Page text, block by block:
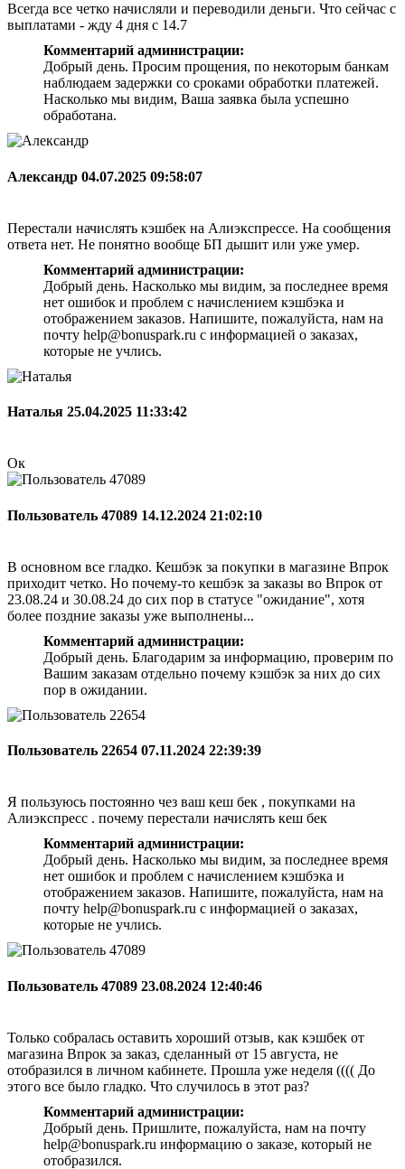
Всегда все четко начисляли и переводили деньги. Что сейчас с
выплатами - жду 4 дня с 14.7
Комментарий администрации:
Добрый день. Просим прощения, по некоторым банкам
наблюдаем задержки со сроками обработки платежей.
Насколько мы видим, Ваша заявка была успешно
обработана.
Александр 04.07.2025 09:58:07
Перестали начислять кэшбек на Алиэкспрессе. На сообщения
ответа нет. Не понятно вообще БП дышит или уже умер.
Комментарий администрации:
Добрый день. Насколько мы видим, за последнее время
нет ошибок и проблем с начислением кэшбэка и
отображением заказов. Напишите, пожалуйста, нам на
почту help@bonuspark.ru с информацией о заказах,
которые не учлись.
Наталья 25.04.2025 11:33:42
Ок
Пользователь 47089 14.12.2024 21:02:10
В основном все гладко. Кешбэк за покупки в магазине Впрок
приходит четко. Но почему-то кешбэк за заказы во Впрок от
23.08.24 и 30.08.24 до сих пор в статусе "ожидание", хотя
более поздние заказы уже выполнены...
Комментарий администрации:
Добрый день. Благодарим за информацию, проверим по
Вашим заказам отдельно почему кэшбэк за них до сих
пор в ожидании.
Пользователь 22654 07.11.2024 22:39:39
Я пользуюсь постоянно чез ваш кеш бек , покупками на
Алиэкспресс . почему перестали начислять кеш бек
Комментарий администрации:
Добрый день. Насколько мы видим, за последнее время
нет ошибок и проблем с начислением кэшбэка и
отображением заказов. Напишите, пожалуйста, нам на
почту help@bonuspark.ru с информацией о заказах,
которые не учлись.
Пользователь 47089 23.08.2024 12:40:46
Только собралась оставить хороший отзыв, как кэшбек от
магазина Впрок за заказ, сделанный от 15 августа, не
отобразился в личном кабинете. Прошла уже неделя (((( До
этого все было гладко. Что случилось в этот раз?
Комментарий администрации:
Добрый день. Пришлите, пожалуйста, нам на почту
help@bonuspark.ru информацию о заказе, который не
отобразился.